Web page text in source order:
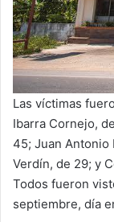
Las víctimas
Ibarra Cornejo,
45; Juan Antonio
Verdín, de 29; y
Todos fueron
septiembre, día